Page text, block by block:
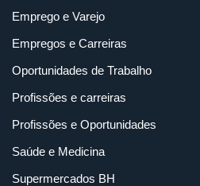
Emprego e Varejo
Empregos e Carreiras
Oportunidades de Trabalho
Profissões e carreiras
Profissões e Oportunidades
Saúde e Medicina
Supermercados BH